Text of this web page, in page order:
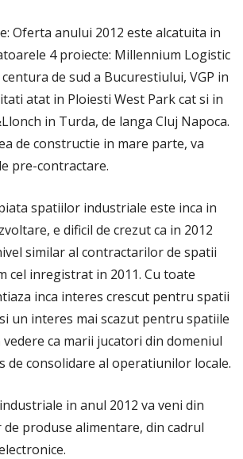
Oferta anului 2012 este alcatuita in
4 proiecte: Millennium Logistic
de sud a Bucurestiului, VGP in
atat in Ploiesti West Park cat si in
in Turda, de langa Cluj Napoca.
de constructie in mare parte, va
pre-contractare.
spatiilor industriale este inca in
e dificil de crezut ca in 2012
similar al contractarilor de spatii
cel inregistrat in 2011. Cu toate
inca interes crescut pentru spatii
un interes mai scazut pentru spatiile
ca marii jucatori din domeniul
de consolidare al operatiunilor locale.
in anul 2012 va veni din
produse alimentare, din cadrul